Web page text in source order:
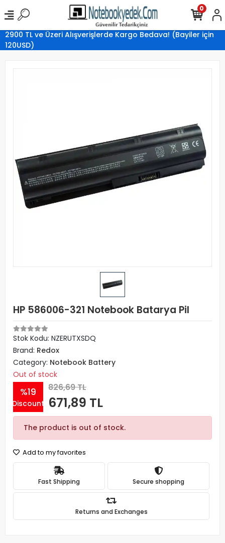
2900 TL ve Üzeri Alışverişlerde Kargo Bedava! (Bayiler için
120USD)
0
HP 586006-321 Notebook Batarya Pil
Stok Kodu: NZERUTXSDQ
Brand: Redox
Category: Notebook Battery
Out of stock
%19
Discount
826,69 TL
671,89 TL
The product is out of stock.
Add to my favorites
Fast Shipping Secure shopping
Returns and Exchanges